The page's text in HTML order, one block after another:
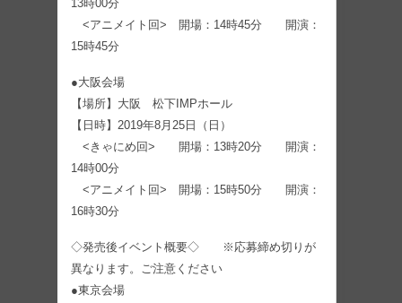
13時00分
<アニメイト回> 開場：14時45分 開演：
15時45分
●大阪会場
【場所】大阪 松下IMPホール
【日時】2019年8月25日（日）
<きゃにめ回> 開場：13時20分 開演：
14時00分
<アニメイト回> 開場：15時50分 開演：
16時30分
◇発売後イベント概要◇ ※応募締め切りが
異なります。ご注意ください
●東京会場